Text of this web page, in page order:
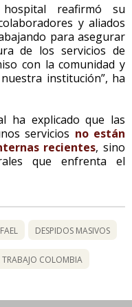
reafirmó su
y aliados
para asegurar
de los servicios de
con la comunidad y
institución”, ha
ha explicado que las
servicios no están
recientes, sino
que enfrenta el
DESPIDOS MASIVOS
TRABAJO COLOMBIA